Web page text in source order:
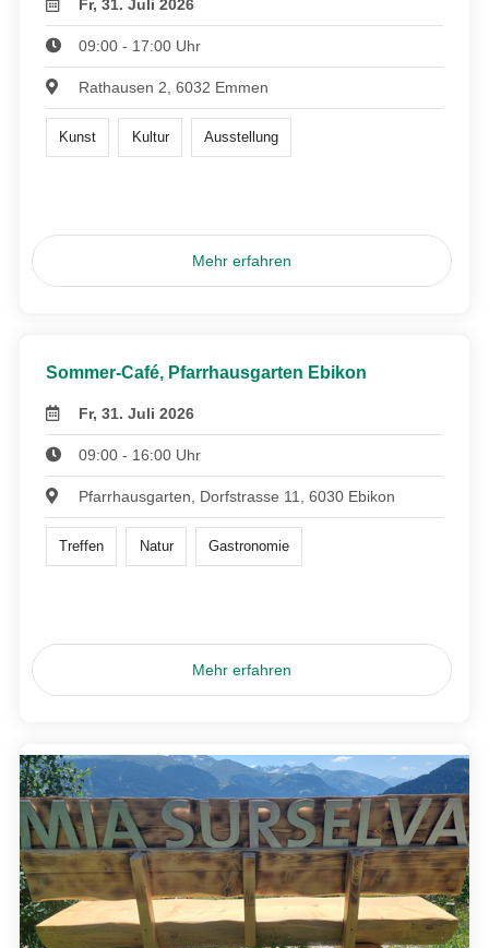
Fr, 31. Juli 2026
09:00 - 17:00 Uhr
Rathausen 2, 6032 Emmen
Kunst Kultur Ausstellung
Mehr erfahren
Sommer-Café, Pfarrhausgarten Ebikon
Fr, 31. Juli 2026
09:00 - 16:00 Uhr
Pfarrhausgarten, Dorfstrasse 11, 6030 Ebikon
Treffen Natur Gastronomie
Mehr erfahren